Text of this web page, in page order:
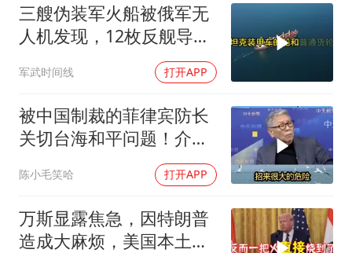
唐田赛前发布会上引用《孙子兵法》
台当局重金为“台独”织“皇帝新衣”
商场现钱学森巨幅海报 负责人回应
乐享全民健身 共筑健康中国
三艘伪装军火船被俄军无
人机发现，12枚反舰导弹
送入海底，乌军后勤命脉
遭重锤
军武时间线 打开APP
被中国制裁的菲律宾防长
关切台海和平问题！介文
陈小毛笑哈 打开APP
万斯显露焦急，因特朗普
造成大麻烦，美国本土有